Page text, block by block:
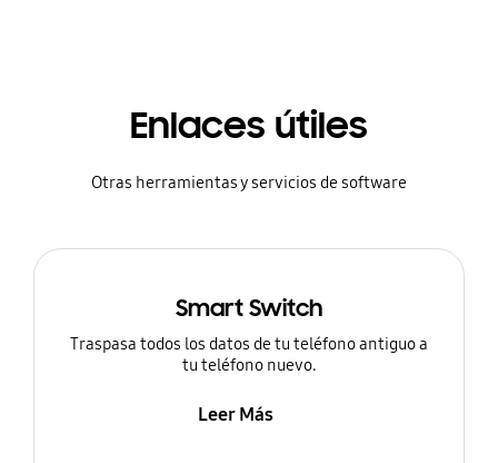
Enlaces útiles
Otras herramientas y servicios de software
Smart Switch
Traspasa todos los datos de tu teléfono antiguo a
tu teléfono nuevo.
Leer Más